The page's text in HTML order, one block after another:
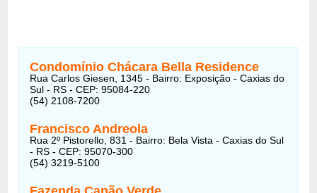
Condomínio Chácara Bella Residence
Rua Carlos Giesen, 1345 - Bairro: Exposição - Caxias do
Sul - RS - CEP: 95084-220
(54) 2108-7200
Francisco Andreola
Rua 2º Pistorello, 831 - Bairro: Bela Vista - Caxias do Sul
- RS - CEP: 95070-300
(54) 3219-5100